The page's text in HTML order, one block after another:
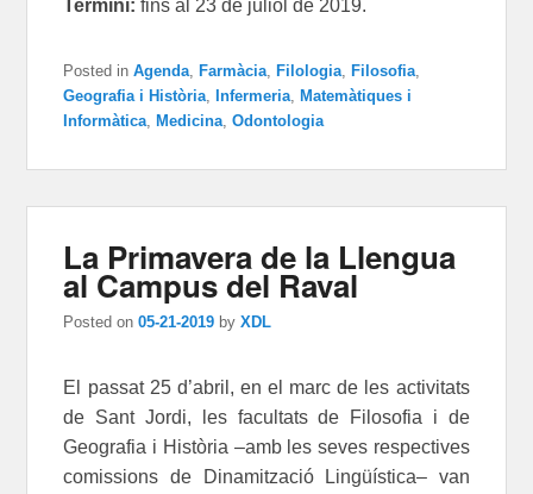
Termini: fins al 23 de juliol de 2019.
Posted in Agenda Farmàcia Filologia Filosofia
Geografia i Història
Infermeria
Matemàtiques i
Informàtica
Medicina ,Odontologia
La Primavera de la Llengua
al Campus del Raval
Posted on05-21-2019 byXDL
El passat 25 d’abril, en el marc de les activitats
de Sant Jordi, les facultats de Filosofia i de
Geografia i Història –amb les seves respectives
comissions de Dinamització Lingüística– van